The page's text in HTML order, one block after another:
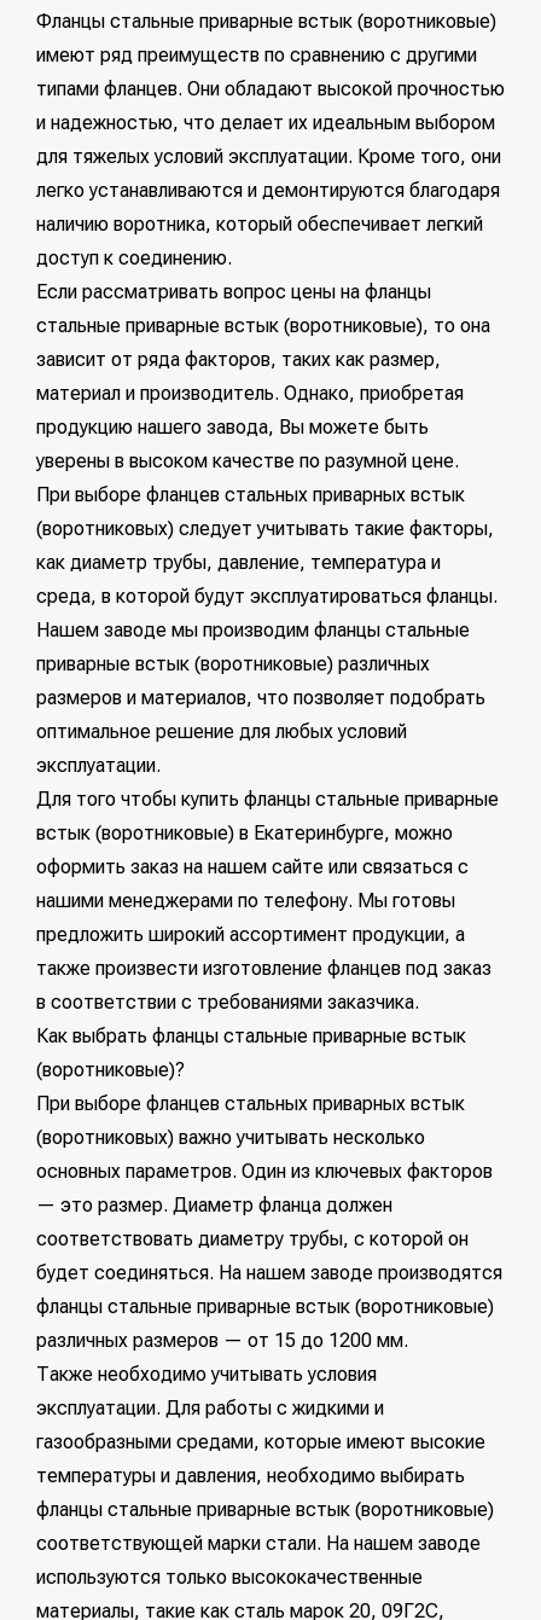
Фланцы стальные приварные встык (воротниковые)
имеют ряд преимуществ по сравнению с другими
типами фланцев. Они обладают высокой прочностью
и надежностью, что делает их идеальным выбором
для тяжелых условий эксплуатации. Кроме того, они
легко устанавливаются и демонтируются благодаря
наличию воротника, который обеспечивает легкий
доступ к соединению.
Если рассматривать вопрос цены на фланцы
стальные приварные встык (воротниковые), то она
зависит от ряда факторов, таких как размер,
материал и производитель. Однако, приобретая
продукцию нашего завода, Вы можете быть
уверены в высоком качестве по разумной цене.
При выборе фланцев стальных приварных встык
(воротниковых) следует учитывать такие факторы,
как диаметр трубы, давление, температура и
среда, в которой будут эксплуатироваться фланцы.
Нашем заводе мы производим фланцы стальные
приварные встык (воротниковые) различных
размеров и материалов, что позволяет подобрать
оптимальное решение для любых условий
эксплуатации.
Для того чтобы купить фланцы стальные приварные
встык (воротниковые) в Екатеринбурге, можно
оформить заказ на нашем сайте или связаться с
нашими менеджерами по телефону. Мы готовы
предложить широкий ассортимент продукции, а
также произвести изготовление фланцев под заказ
в соответствии с требованиями заказчика.
Как выбрать фланцы стальные приварные встык
(воротниковые)?
При выборе фланцев стальных приварных встык
(воротниковых) важно учитывать несколько
основных параметров. Один из ключевых факторов
— это размер. Диаметр фланца должен
соответствовать диаметру трубы, с которой он
будет соединяться. На нашем заводе производятся
фланцы стальные приварные встык (воротниковые)
различных размеров — от 15 до 1200 мм.
Также необходимо учитывать условия
эксплуатации. Для работы с жидкими и
газообразными средами, которые имеют высокие
температуры и давления, необходимо выбирать
фланцы стальные приварные встык (воротниковые)
соответствующей марки стали. На нашем заводе
используются только высококачественные
материалы, такие как сталь марок 20, 09Г2С,